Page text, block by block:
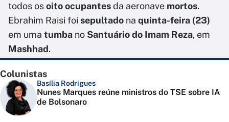
todos osoito ocupantesda aeronave mortos.
Ebrahim Raisi foi sepultado na quinta-feira (23)
em uma tumba no Santuário do Imam Reza, em
Mashhad.
Colunistas
Basília Rodrigues
Nunes Marques reúne ministros do TSE sobre IA
de Bolsonaro